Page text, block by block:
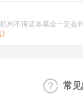
构不保证本基金一定
常